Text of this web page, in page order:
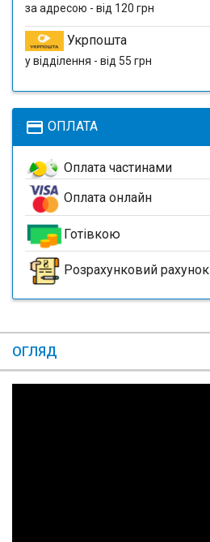
за адресою - від 120 грн
Укрпошта
у відділення - від 55 грн
payment ОПЛАТА
Оплата частинами
Оплата онлайн
Готівкою
Розрахунковий рахунок
ОГЛЯД